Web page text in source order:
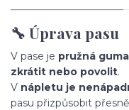
🔧 Úprava pasu
V pase je pružná guma
zkrátit nebo povolit.
V nápletu je
pasu přizpůsobit